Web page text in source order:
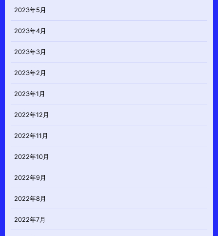
2023年5月
2023年4月
2023年3月
2023年2月
2023年1月
2022年12月
2022年11月
2022年10月
2022年9月
2022年8月
2022年7月